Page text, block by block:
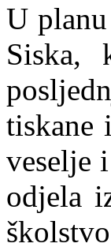
U
Siska,
tiskane
veselje
odjela